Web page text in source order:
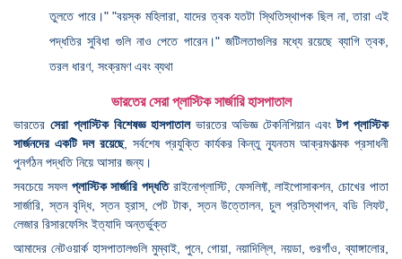
তুলতে পারে।" "বয়স্ক মহিলারা, যাদের ত্বক যতটা স্থিতিস্থাপক ছিল না, তারা এই
পদ্ধতির সুবিধা গুলি নাও পেতে পারেন।" জটিলতাগুলির মধ্যে রয়েছে ব্যাগি ত্বক,
তরল ধারণ, সংক্রমণ এবং ব্যথা
ভারতের সেরা প্লাস্টিক সার্জারি হাসপাতাল
ভারতের সেরা প্লাস্টিক বিশেষজ্ঞ হাসপাতালভারতের অভিজ্ঞ টেকনিশিয়ান এবংটপ প্লাস্টিক
সার্জনদের একটি দল রয়েছে, সর্বশেষ প্রযুক্তি কার্যকর কিন্তু ন্যূনতম আক্রমণাত্মক প্রসাধনী
পুনর্গঠন পদ্ধতি নিয়ে আসার জন্য।
সবচেয়ে সফল প্লাস্টিক সার্জারি পদ্ধতিরাইনোপ্লাস্টি, ফেসলিফ্ট, লাইপোসাকশন, চোখের পাতা
সার্জারি, স্তন বৃদ্ধি, স্তন হ্রাস, পেট টাক, স্তন উত্তোলন, চুল প্রতিস্থাপন, বডি লিফট,
লেজার রিসারফেসিং ইত্যাদি অন্তর্ভুক্ত
আমাদের নেটওয়ার্ক হাসপাতালগুলি মুম্বাই, পুনে, গোয়া, নয়াদিল্লি, নয়ডা, গুরগাঁও, ব্যাঙ্গালোর,